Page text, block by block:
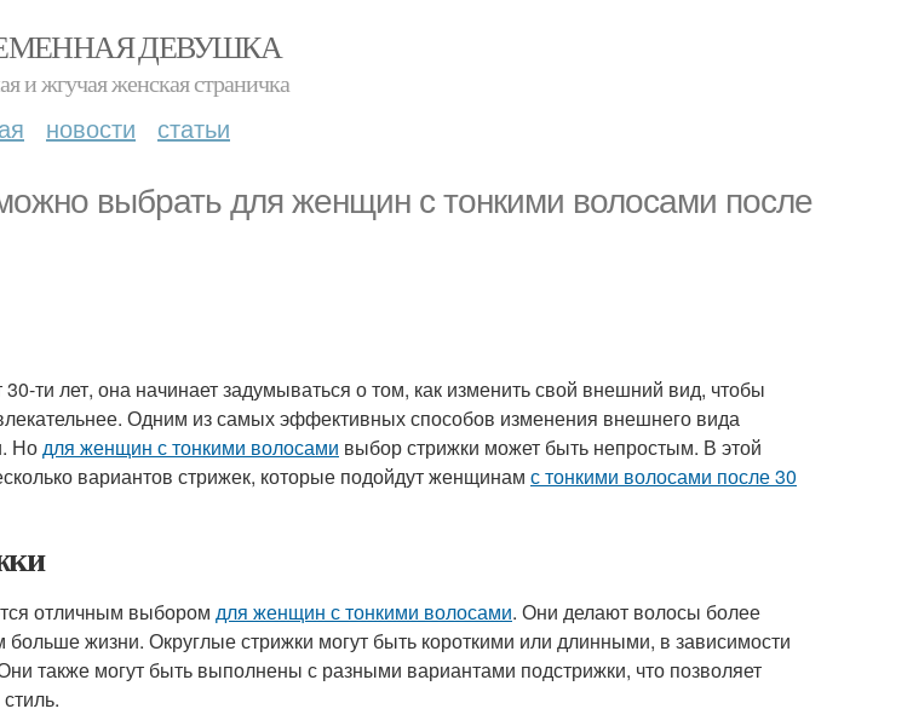
ДЕВУШКА
и жгучая женская страничка
новости статьи
выбрать для женщин с тонкими волосами после
ти лет, она начинает задумываться о том, как изменить свой внешний вид, чтобы
Одним из самых эффективных способов изменения внешнего вида
Нодля женщин с тонкими волосами выбор стрижки может быть непростым. В этой
вариантов стрижек, которые подойдут женщинам с тонкими волосами после 30
отличным выбором для женщин с тонкими волосами. Они делают волосы более
жизни. Округлые стрижки могут быть короткими или длинными, в зависимости
также могут быть выполнены с разными вариантами подстрижки, что позволяет